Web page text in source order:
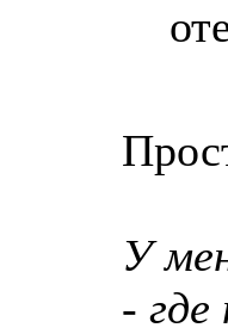
У
- где